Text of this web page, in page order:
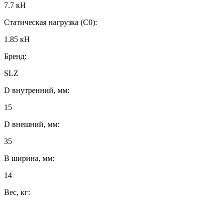
7.7 кН
Статическая нагрузка (C0):
1.85 кН
Бренд:
SLZ
D внутренний, мм:
15
D внешний, мм:
35
B ширина, мм:
14
Вес, кг: